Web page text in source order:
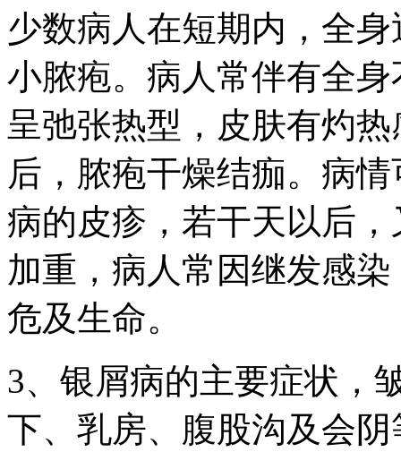
少数病人在短期内，全
小脓疱。病人常伴有全
呈弛张热型，皮肤有灼
后，脓疱干燥结痂。病
病的皮疹，若干天以后
加重，病人常因继发感
危及生命。
3、银屑病的主要症状，
下、乳房、腹股沟及会